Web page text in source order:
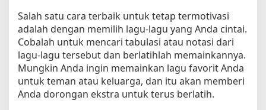
Salah satu cara terbaik untuk tetap termotivasi
adalah dengan memilih lagu-lagu yang Anda cintai.
Cobalah untuk mencari tabulasi atau notasi dari
lagu-lagu tersebut dan berlatihlah memainkannya.
Mungkin Anda ingin memainkan lagu favorit Anda
untuk teman atau keluarga, dan itu akan memberi
Anda dorongan ekstra untuk terus berlatih.